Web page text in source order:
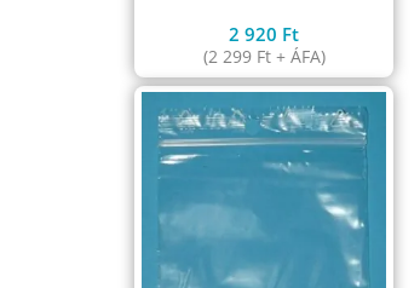
2 920 Ft
(2 299 Ft+ ÁFA)